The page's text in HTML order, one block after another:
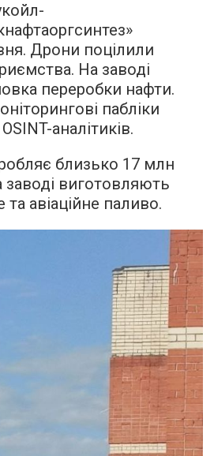
Дрони поцілили
На заводі
переробки нафти.
пабліки
аналітиків.
близько 17 млн
заводі виготовляють
авіаційне паливо.